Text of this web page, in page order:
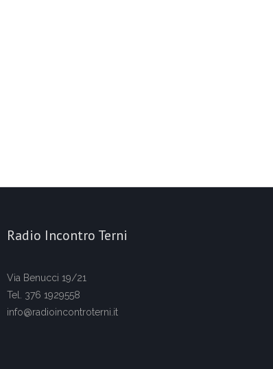
Radio Incontro Terni
Via Benucci 19/21
Tel. 376 1929558
info@radioincontroterni.it